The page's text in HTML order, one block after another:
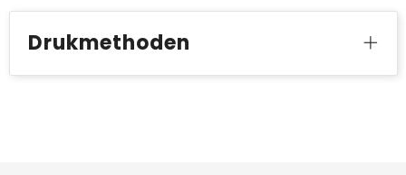
Drukmethoden